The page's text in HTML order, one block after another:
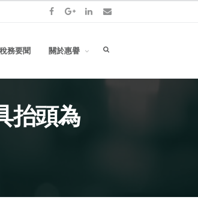
FacebookGoolge+LinkedIn
稅務要聞 關於惠譽
Search
抬頭為